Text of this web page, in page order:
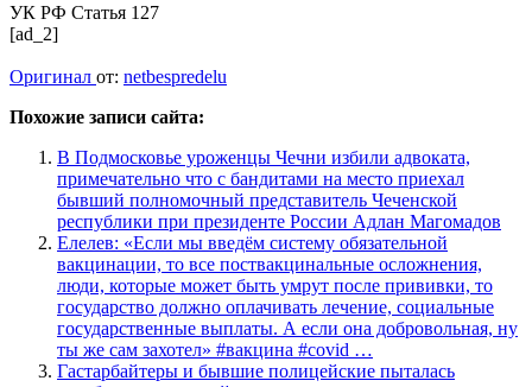
УК РФ Статья 127
[ad_2]
Оригинал от: netbespredelu
Похожие записи сайта:
В Подмосковье уроженцы Чечни избили адвоката,
примечательно что с бандитами на место приехал
бывший полномочный представитель Чеченской
республики при президенте России Адлан Магомадов
Елелев: «Если мы введём систему обязательной
вакцинации, то все поствакцинальные осложнения,
люди, которые может быть умрут после прививки, то
государство должно оплачивать лечение, социальные
государственные выплаты. А если она добровольная, ну
ты же сам захотел» #вакцина #covid …
Гастарбайтеры и бывшие полицейские пыталась